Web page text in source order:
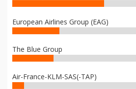
European Airlines Group (EAG)
The Blue Group
Air-France-KLM-SAS(-TAP)